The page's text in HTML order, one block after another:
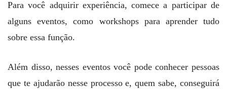
Para você adquirir experiência, comece a participar de
alguns eventos, como workshops para aprender tudo
sobre essa função.
Além disso, nesses eventos você pode conhecer pessoas
que te ajudarão nesse processo e, quem sabe, conseguirá